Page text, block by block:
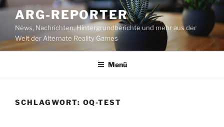
Zum
Inhalt
springen
ARG-REPORTER
News, Nachrichten, Hintergrundberichte und mehr aus der
Welt der Alternate Reality Games
Menü
SCHLAGWORT: OQ-TEST